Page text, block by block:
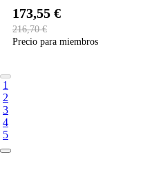
SVL90C, KX040-4, U55
173,55 €
216,70 €
Precio para miembros
1
2
3
4
5